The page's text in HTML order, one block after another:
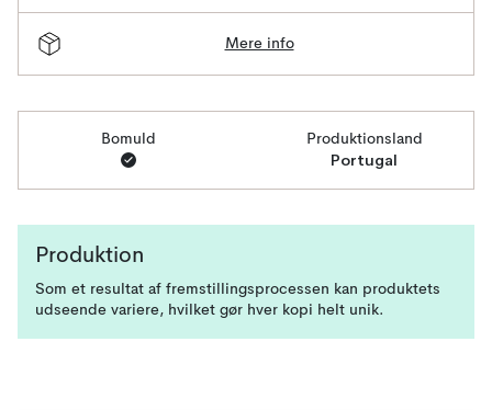
Mere info
Bomuld Produktionsland
Portugal
Produktion
Som et resultat af fremstillingsprocessen kan produktets
udseende variere, hvilket gør hver kopi helt unik.